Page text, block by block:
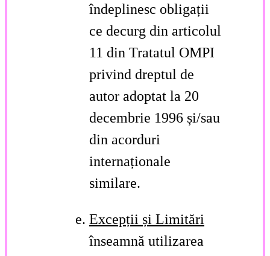
îndeplinesc obligații
ce decurg din articolul
11 din Tratatul OMPI
privind dreptul de
autor adoptat la 20
decembrie 1996 și/sau
din acorduri
internaționale
similare.
Excepții și Limitări
înseamnă utilizarea